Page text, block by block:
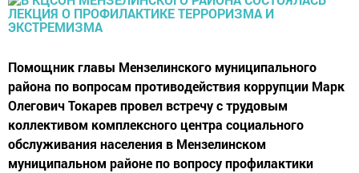
Помощник главы Мензелинского муниципального
района по вопросам противодействия коррупции Марк
Олегович Токарев провел встречу с трудовым
коллективом комплексного центра социального
обслуживания населения в Мензелинском
муниципальном районе по вопросу профилактики